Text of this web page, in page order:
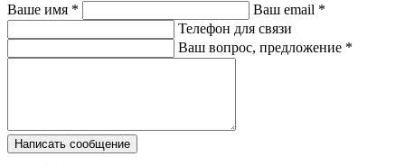
Ваше имя * Ваш email *
Телефон для связи
Ваш вопрос, предложение *
Написать сообщение